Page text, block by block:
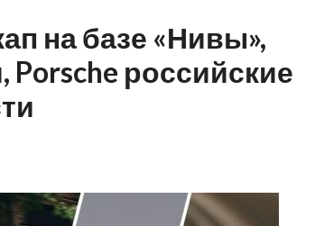
на базе «Нивы»,
Porsche российские